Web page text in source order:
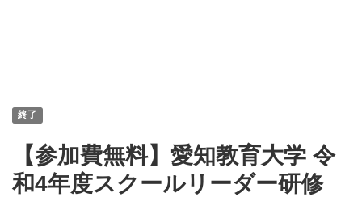
終了
【参加費無料】愛知教育大学 令
和4年度スクールリーダー研修